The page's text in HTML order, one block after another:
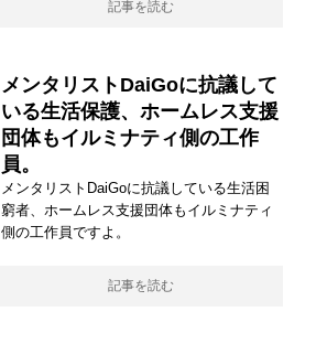
記事を読む
メンタリストDaiGoに抗議して
いる生活保護、ホームレス支援
団体もイルミナティ側の工作
員。
メンタリストDaiGoに抗議している生活困
窮者、ホームレス支援団体もイルミナティ
側の工作員ですよ。
記事を読む